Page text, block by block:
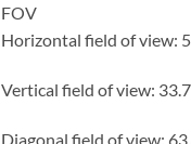
FOV
Horizontal field of view:
Vertical field of view:
Diagonal field of view: